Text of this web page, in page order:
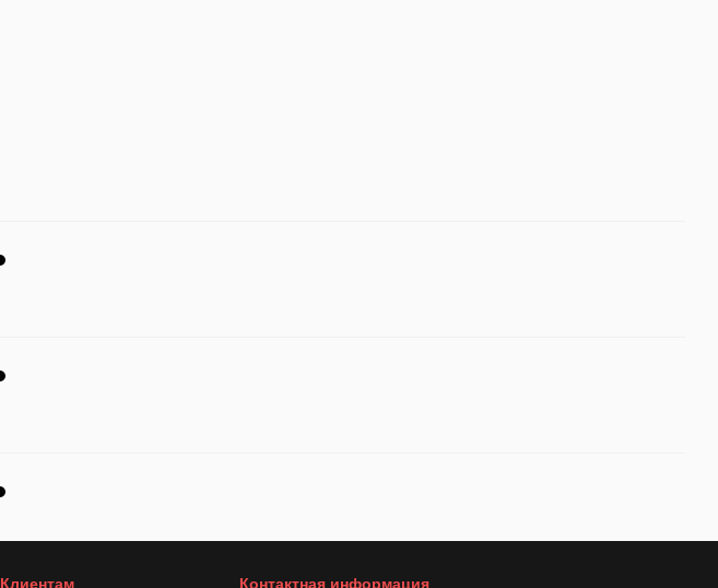
Клиентам Контактная информация